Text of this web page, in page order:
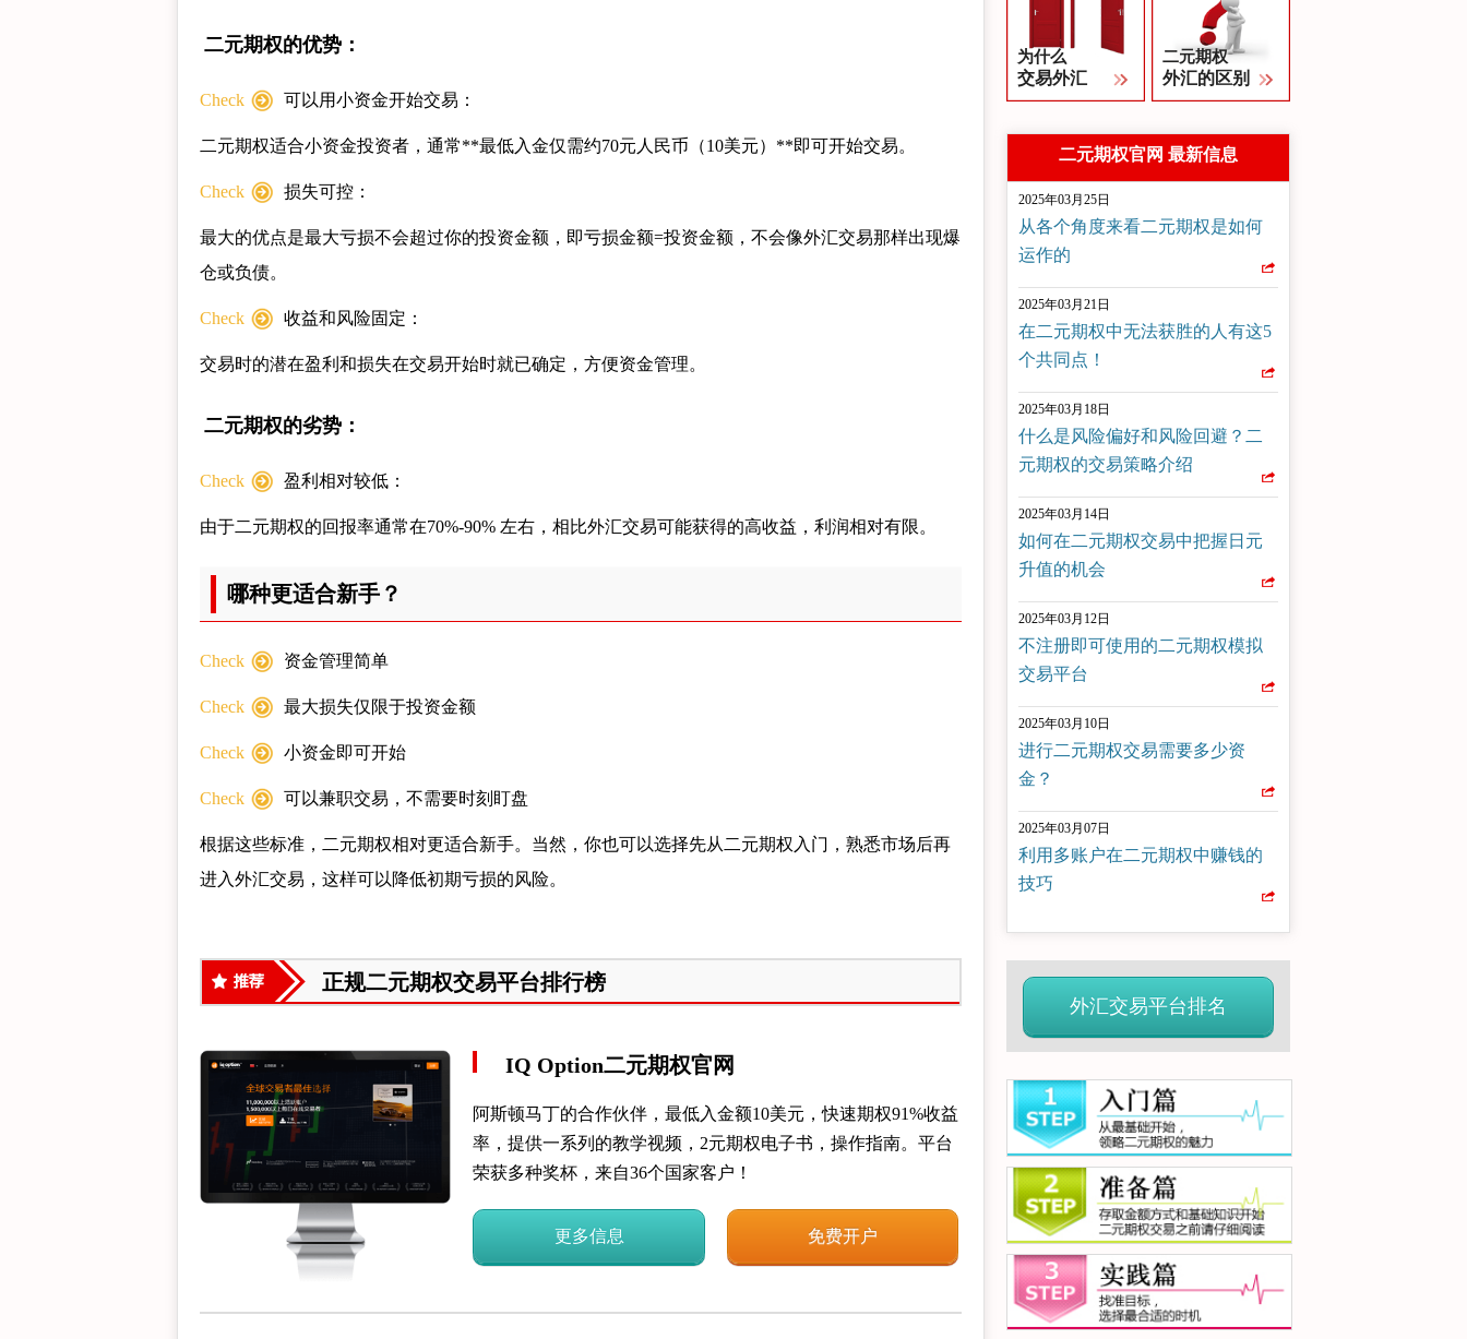
二元期权的优势：
Check 可以用小资金开始交易：
二元期权适合小资金投资者，通常**最低入金仅需约70元人民币（10美元）**即可开始交易。
Check 损失可控：
最大的优点是最大亏损不会超过你的投资金额，即亏损金额=投资金额，不会像外汇交易那样出现爆
仓或负债。
Check 收益和风险固定：
交易时的潜在盈利和损失在交易开始时就已确定，方便资金管理。
二元期权的劣势：
Check 盈利相对较低：
由于二元期权的回报率通常在70%-90% 左右，相比外汇交易可能获得的高收益，利润相对有限。
哪种更适合新手？
Check 资金管理简单
Check 最大损失仅限于投资金额
Check 小资金即可开始
Check 可以兼职交易，不需要时刻盯盘
根据这些标准，二元期权相对更适合新手。当然，你也可以选择先从二元期权入门，熟悉市场后再
进入外汇交易，这样可以降低初期亏损的风险。
正规二元期权交易平台排行榜
IQ Option二元期权官网
阿斯顿马丁的合作伙伴，最低入金额10美元，快速期权91%收益
率，提供一系列的教学视频，2元期权电子书，操作指南。平台
荣获多种奖杯，来自36个国家客户！
更多信息 免费开户
为什么
交易外汇
二元期权
外汇的区别
二元期权官网 最新信息
2025年03月25日
从各个角度来看二元期权是如何
运作的
2025年03月21日
在二元期权中无法获胜的人有这5
个共同点！
2025年03月18日
什么是风险偏好和风险回避？二
元期权的交易策略介绍
2025年03月14日
如何在二元期权交易中把握日元
升值的机会
2025年03月12日
不注册即可使用的二元期权模拟
交易平台
2025年03月10日
进行二元期权交易需要多少资
金？
2025年03月07日
利用多账户在二元期权中赚钱的
技巧
外汇交易平台排名